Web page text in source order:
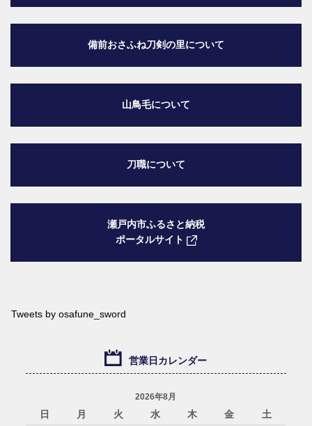
備前おさふね刀剣の里について
山鳥毛について
刀職について
瀬戸内市ふるさと納税
ポータルサイト
Tweets by osafune_sword
営業日カレンダー
2026年8月
日 月 火 水 木 金
土